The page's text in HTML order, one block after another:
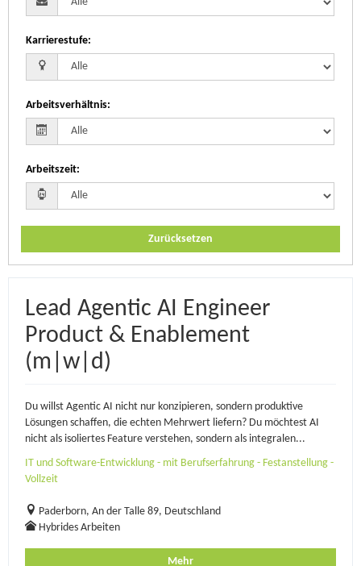
Karrierestufe:
Arbeitsverhältnis:
Arbeitszeit:
Zurücksetzen
Lead Agentic AI Engineer
Product & Enablement
(m|w|d)
Du willst Agentic AI nicht nur konzipieren, sondern produktive
Lösungen schaffen, die echten Mehrwert liefern? Du möchtest AI
nicht als isoliertes Feature verstehen, sondern als integralen...
IT und Software-Entwicklung - mit Berufserfahrung - Festanstellung -
Vollzeit
Paderborn, An der Talle 89, Deutschland
Hybrides Arbeiten
Mehr